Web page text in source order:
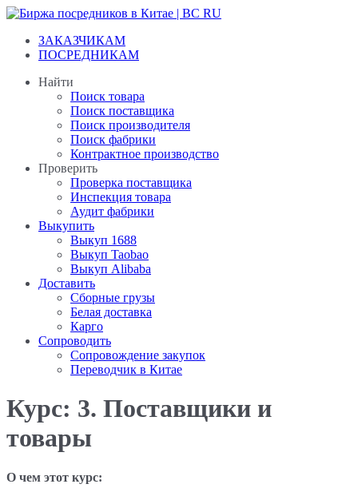
Перейти
содержанию
ЗАКАЗЧИКАМ
ПОСРЕДНИКАМ
Найти
Поиск товара
Поиск поставщика
Поиск производителя
Поиск фабрики
Контрактное производство
Проверить
Проверка поставщика
Инспекция товара
Аудит фабрики
Выкупить
Выкуп 1688
Выкуп Taobao
Выкуп Alibaba
Доставить
Сборные грузы
Белая доставка
Карго
Сопроводить
Сопровождение закупок
Переводчик в Китае
Курс: 3. Поставщики и
товары
О чем этот курс: